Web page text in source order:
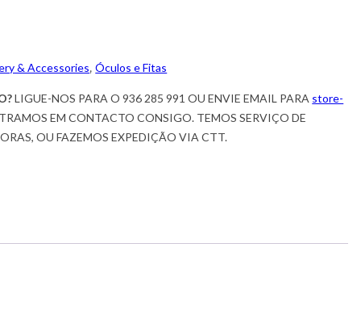
& Accessories,Óculos e Fitas
LIGUE-NOS PARA O 936 285 991 OU ENVIE EMAIL PARA store-
EM CONTACTO CONSIGO. TEMOS SERVIÇO DE
OU FAZEMOS EXPEDIÇÃO VIA CTT.